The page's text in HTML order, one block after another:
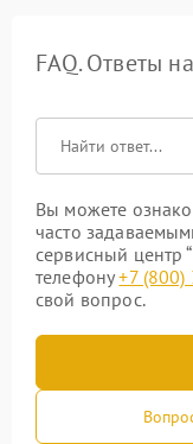
FAQ. Ответы
Вы можете
часто
сервисный центр
телефону+7
свой вопрос.